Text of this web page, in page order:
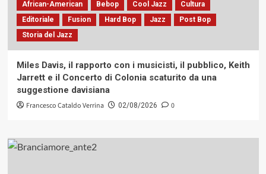
African-American Bebop Cool Jazz
Cultura
Editoriale
Fusion Hard Bop Jazz
Post Bop
Storia del Jazz
Miles Davis, il rapporto con i musicisti, il pubblico, Keith
Jarrett e il Concerto di Colonia scaturito da una
suggestione davisiana
Francesco Cataldo Verrina 02/08/2026 0